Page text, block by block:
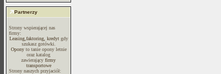
Partnerzy
Strony wspierającej nas
firmy:
Leasing,faktoring, kredytgdy
szukasz gotówki.
Oponyto tanie opony letnie
oraz katalog
zawierający firmy
transportowe
Strony naszych przyjaciół: